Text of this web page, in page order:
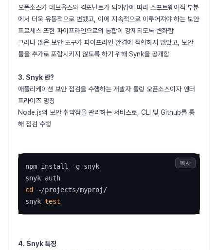
오픈소스가 데브옵스의 컴포넌트가 되어감에 따라 소프트웨어적 부분
에서 더욱 유동적으로 변했고, 이에 지속적으로 이루어져야 하는 보안
프로세스 또한 파이프라인으로의 통합이 강제되도록 변화함
그러나 많은 보안 도구가 파이프라인 환경에 적합하지 않았고, 보안
툴을 추가로 포함시키지 않도록 하기 위해 Synk을 공개함
3. Snyk 란?
애플리케이션 보안 점검을 수행하는 개발자 툴링 오픈소스이자 엔터
프라이즈 명칭
Node.js의 보안 취약점을 관리하는 서비스로, CLI 및 Github를 통
해 점검 수행
npm install -g snyk
cd
~/projects/myproj/
snyk test
복사
4. Snyk 특징